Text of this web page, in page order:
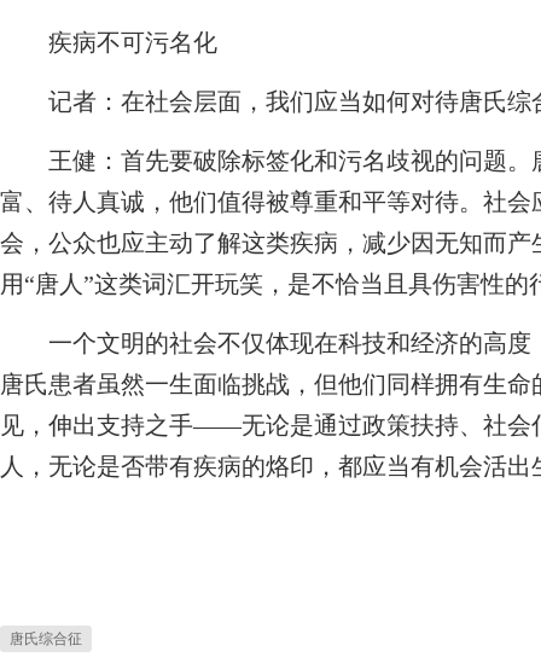
疾病不可污名化
记者： 在社会层面，我们应当如何对待唐氏综
王健： 首先要破除标签化和污名歧视的问题
富、待人真诚，他们值得被尊重和平等对待。社
会，公众也应主动了解这类疾病，减少因无知而
用“唐人”这类词汇开玩笑，是不恰当且具伤害性的
一个文明的社会不仅体现在科技和经济的高度
唐氏患者虽然一生面临挑战，但他们同样拥有生
见，伸出支持之手——无论是通过政策扶持、社会
人，无论是否带有疾病的烙印，都应当有机会活
唐氏综合征